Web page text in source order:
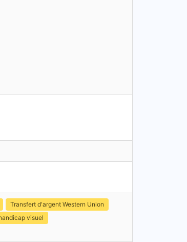
Transfert d'argent Western Union
visuel